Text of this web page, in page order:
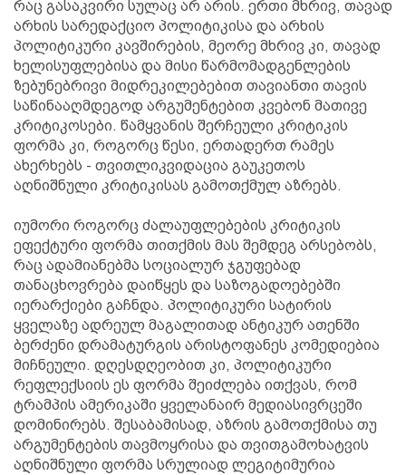
რაც გასაკვირი სულაც არ არის. ერთი მხრივ, თავად
არხის სარედაქციო პოლიტიკისა და არხის
პოლიტიკური კავშირების, მეორე მხრივ კი, თავად
ხელისუფლებისა და მისი წარმომადგენლების
ზებუნებრივი მიდრეკილებებით თავიანთი თავის
საწინააღმდეგოდ არგუმენტებით კვებონ მათივე
კრიტიკოსები. წამყვანის შერჩეული კრიტიკის
ფორმა კი, როგორც წესი, ერთადერთ რამეს
ახერხებს - თვითლიკვიდაცია გაუკეთოს
აღნიშნული კრიტიკისას გამოთქმულ აზრებს.
იუმორი როგორც ძალაუფლებების კრიტიკის
ეფექტური ფორმა თითქმის მას შემდეგ არსებობს,
რაც ადამიანებმა სოციალურ ჯგუფებად
თანაცხოვრება დაიწყეს და საზოგადოებებში
იერარქიები გაჩნდა. პოლიტიკური სატირის
ყველაზე ადრეულ მაგალითად ანტიკურ ათენში
ბერძენი დრამატურგის არისტოფანეს კომედიებია
მიჩნეული. დღესდღეობით კი, პოლიტიკური
რეფლექსიის ეს ფორმა შეიძლება ითქვას, რომ
ტრამპის ამერიკაში ყველანაირ მედიასივრცეში
დომინირებს. შესაბამისად, აზრის გამოთქმისა თუ
არგუმენტების თავმოყრისა და თვითგამოხატვის
აღნიშნული ფორმა სრულიად ლეგიტიმურია